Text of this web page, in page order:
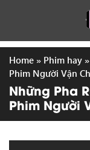
Home » Phim hay »
Phim Người Vận
Những Pha
Phim Người